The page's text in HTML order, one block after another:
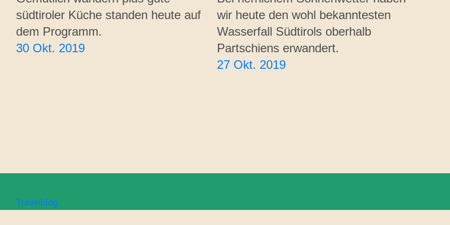
südtiroler Küche standen heute auf
dem Programm.
30 Okt. 2019
wir heute den wohl bekanntesten
Wasserfall Südtirols oberhalb
Partschiens erwandert.
27 Okt. 2019
Travelblog